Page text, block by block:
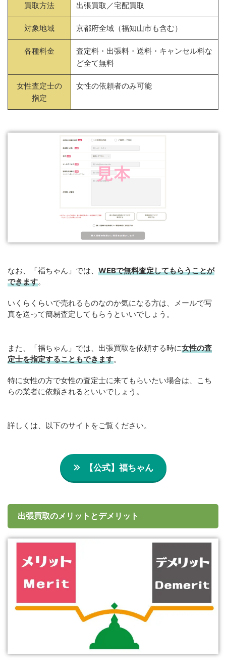
買取方法 出張買取／宅配買取
対象地域 京都府全域（福知山市も含む）
各種料金
査定料・出張料・送料・キャンセル料な
ど全て無料
女性査定士の
指定
女性の依頼者のみ可能
なお、「福ちゃん」では、 WEBで無料査定してもらうことが
できます。
いくらくらいで売れるものなのか気になる方は、メールで写
真を送って簡易査定してもらうといいでしょう。
また、「福ちゃん」では、出張買取を依頼する時に女性の査
定士を指定することもできます。
特に女性の方で女性の査定士に来てもらいたい場合は、こち
らの業者に依頼されるといいでしょう。
詳しくは、以下のサイトをご覧ください。
【公式】福ちゃん
出張買取のメリットとデメリット